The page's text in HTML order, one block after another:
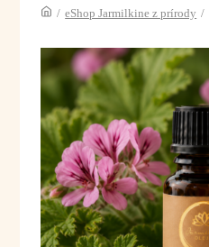
/ eShop Jarmilkine z prírody /